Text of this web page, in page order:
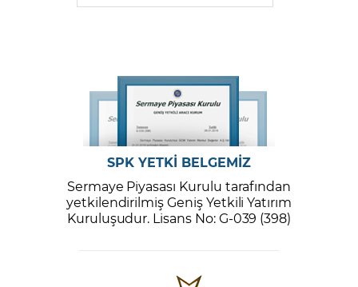
SPK YETKİ BELGEMİZ
Sermaye Piyasası Kurulu tarafından
yetkilendirilmiş Geniş Yetkili Yatırım
Kuruluşudur. Lisans No: G-039 (398)